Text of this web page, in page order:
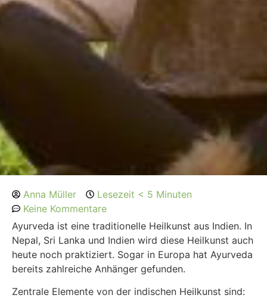
Anna Müller
Lesezeit < 5 Minuten
Keine Kommentare
Ayurveda ist eine traditionelle Heilkunst aus Indien. In
Nepal, Sri Lanka und Indien wird diese Heilkunst auch
heute noch praktiziert. Sogar in Europa hat Ayurveda
bereits zahlreiche Anhänger gefunden.
Zentrale Elemente von der indischen Heilkunst sind: